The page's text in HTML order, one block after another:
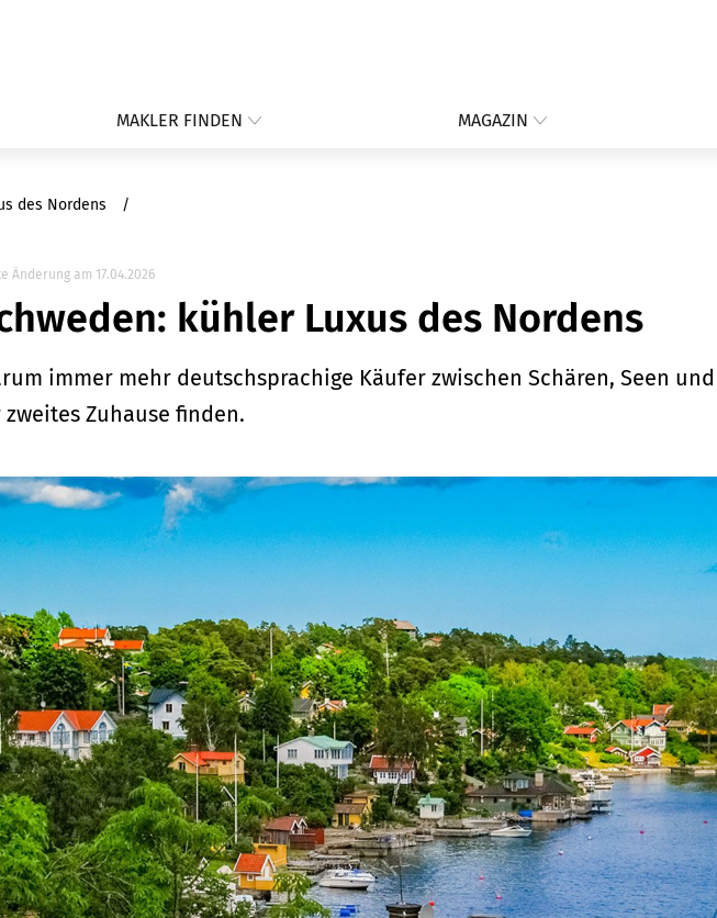
MAKLER FINDEN MAGAZIN
des Nordens
Änderung am 17.04.2026
kühler Luxus des Nordens
immer mehr deutschsprachige Käufer zwischen Schären, Seen
Zuhause finden.